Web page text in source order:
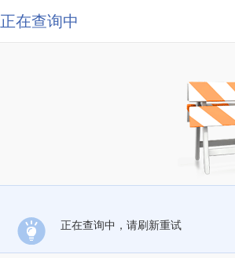
正在查询中
正在查询中，请刷新重试